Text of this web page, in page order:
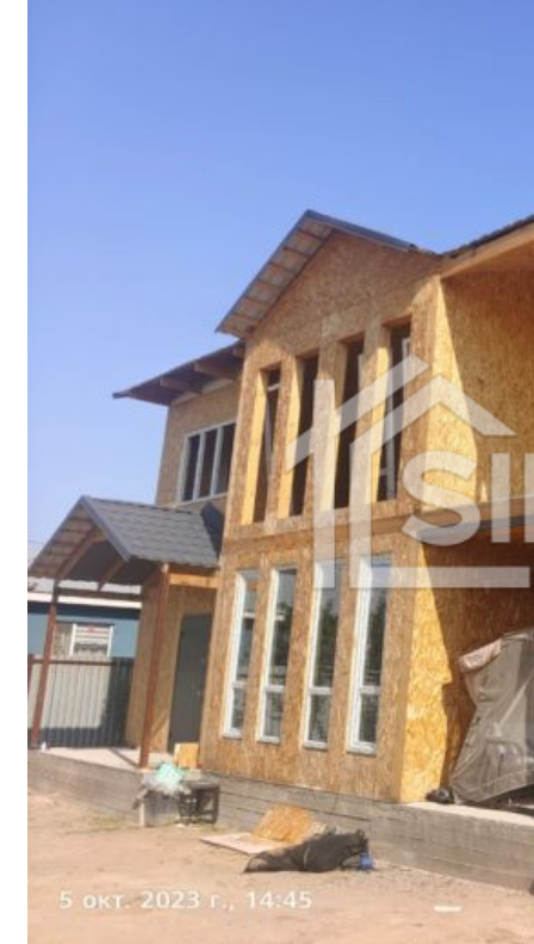
Волгодонск
Альметьевск
Сызрань
Петропавловск-Камчатский
Каменск-Уральский
Новочеркасск
Златоуст
Хасавюрт
Северодвинск
Домодедово
Керчь
Миасс
Салават
Копейск
Пятигорск
Майкоп
Находка
Березники
Щёлково
Серпухов
Нефтекамск
Коломна
Ковров
Обнинск
Кызыл
Кисловодск
Дербент
Каспийск
Батайск